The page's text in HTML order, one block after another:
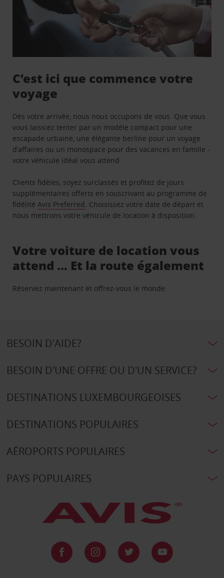
C’est ici que commence votre
voyage
Dès votre arrivée, nous nous occupons de vous. Que vous
vous laissiez tenter par un modèle compact pour une
escapade urbaine, une élégante berline pour un voyage
d’affaires ou un monospace pour des vacances en famille -
votre véhicule idéal vous attend.
Clients fidèles, soyez surclassés et profitez de jours
supplémentaires offerts en souscrivant au programme de
fidélitéAvis Preferred. Choisissez votre date de départ et
nous mettrons votre véhicule de location à disposition.
Votre voiture de location vous
attend … Et la route également
Réservez maintenant et offrez-vous le monde.
BESOIN D'AIDE?
BESOIN D'UNE OFFRE OU D'UN SERVICE?
DESTINATIONS LUXEMBOURGEOISES
DESTINATIONS POPULAIRES
AÉROPORTS POPULAIRES
PAYS POPULAIRES